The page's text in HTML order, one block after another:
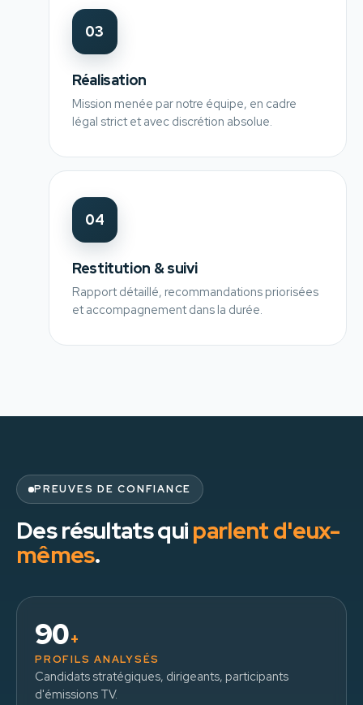
03
Réalisation
Mission menée par notre équipe, en cadre
légal strict et avec discrétion absolue.
04
Restitution & suivi
Rapport détaillé, recommandations priorisées
et accompagnement dans la durée.
PREUVES DE CONFIANCE
Des résultats quiparlent d'eux-
mêmes.
90+
PROFILS ANALYSÉS
Candidats stratégiques, dirigeants, participants
d'émissions TV.